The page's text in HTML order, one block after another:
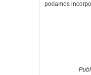
podamos